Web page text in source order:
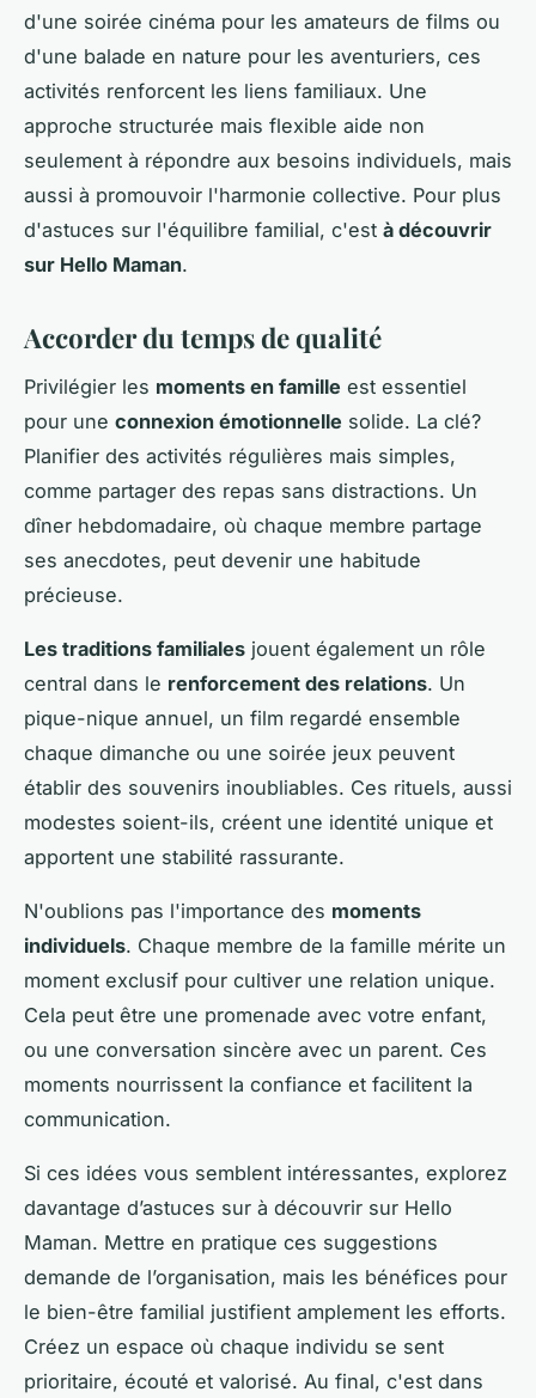
d'une soirée cinéma pour les amateurs de films ou
d'une balade en nature pour les aventuriers, ces
activités renforcent les liens familiaux. Une
approche structurée mais flexible aide non
seulement à répondre aux besoins individuels, mais
aussi à promouvoir l'harmonie collective. Pour plus
d'astuces sur l'équilibre familial, c'est à découvrir
sur Hello Maman.
Accorder du temps de qualité
Privilégier les moments en famille est essentiel
pour une connexion émotionnelle solide. La clé?
Planifier des activités régulières mais simples,
comme partager des repas sans distractions. Un
dîner hebdomadaire, où chaque membre partage
ses anecdotes, peut devenir une habitude
précieuse.
Les traditions familiales jouent également un rôle
central dans le renforcement des relations. Un
pique-nique annuel, un film regardé ensemble
chaque dimanche ou une soirée jeux peuvent
établir des souvenirs inoubliables. Ces rituels, aussi
modestes soient-ils, créent une identité unique et
apportent une stabilité rassurante.
N'oublions pas l'importance des moments
individuels. Chaque membre de la famille mérite un
moment exclusif pour cultiver une relation unique.
Cela peut être une promenade avec votre enfant,
ou une conversation sincère avec un parent. Ces
moments nourrissent la confiance et facilitent la
communication.
Si ces idées vous semblent intéressantes, explorez
davantage d’astuces sur à découvrir sur Hello
Maman. Mettre en pratique ces suggestions
demande de l’organisation, mais les bénéfices pour
le bien-être familial justifient amplement les efforts.
Créez un espace où chaque individu se sent
prioritaire, écouté et valorisé. Au final, c'est dans